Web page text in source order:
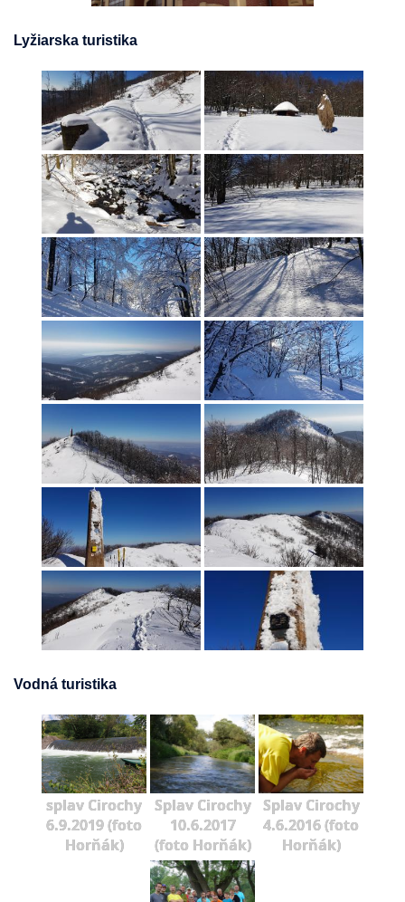
Lyžiarska turistika
Vodná turistika
splav Cirochy
6.9.2019 (foto
Horňák)
Splav Cirochy
10.6.2017
(foto Horňák)
Splav Cirochy
4.6.2016 (foto
Horňák)